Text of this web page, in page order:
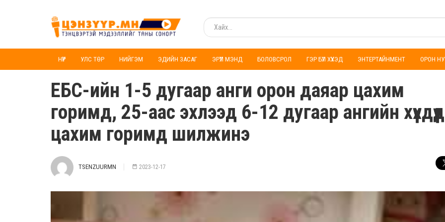
НҮҮР УЛС ТӨР НИЙГЭМ ЭДИЙН ЗАСАГ ЭРҮҮЛ МЭНД БОЛОВСРОЛ ГЭР БҮЛ ХҮҮХЭД ЭНТЕРТАЙНМЕНТ ОРОН
ЕБС-ийн 1-5 дугаар анги орон даяар цахим
горимд, 25-аас эхлээд 6-12 дугаар ангийн хүүхдүүд
цахим горимд шилжинэ
TSENZUURMN 2023-12-17